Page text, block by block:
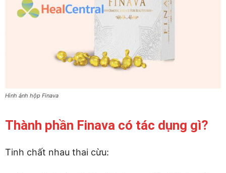
Hình ảnh hộp Finava
Thành phần Finava có tác dụng gì?
Tinh chất nhau thai cừu: